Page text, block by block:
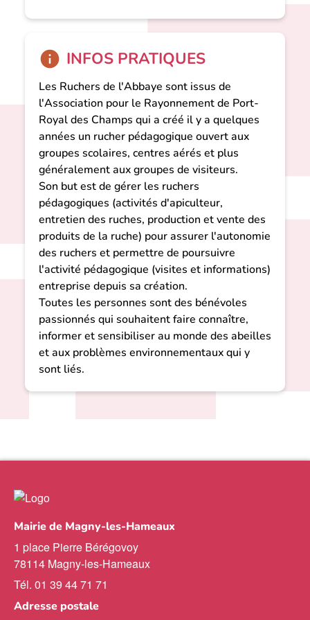
INFOS PRATIQUES
Les Ruchers de l'Abbaye sont issus de
l'Association pour le Rayonnement de Port-
Royal des Champs qui a créé il y a quelques
années un rucher pédagogique ouvert aux
groupes scolaires, centres aérés et plus
généralement aux groupes de visiteurs.
Son but est de gérer les ruchers
pédagogiques (activités d'apiculteur,
entretien des ruches, production et vente des
produits de la ruche) pour assurer l'autonomie
des ruchers et permettre de poursuivre
l'activité pédagogique (visites et informations)
entreprise depuis sa création.
Toutes les personnes sont des bénévoles
passionnés qui souhaitent faire connaître,
informer et sensibiliser au monde des abeilles
et aux problèmes environnementaux qui y
sont liés.
Mairie de Magny-les-Hameaux
1 place Pierre Bérégovoy
78114 Magny-les-Hameaux
Tél. 01 39 44 71 71
Adresse postale